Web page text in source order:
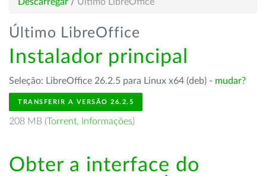
Último LibreOffice
Instalador principal
Seleção: LibreOffice 26.2.5 para Linux x64 (deb) - mudar?
TRANSFERIR A VERSÃO 26.2.5
208 MB (Torrent, Informações)
Obter a interface do